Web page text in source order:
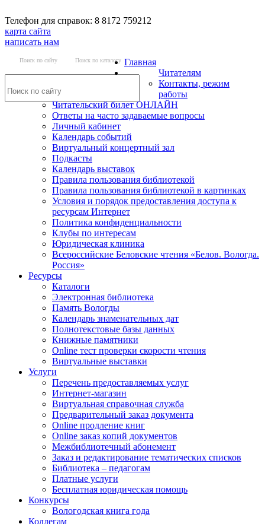
Телефон для справок: 8 8172 759212
карта сайта
написать нам
Поиск по сайту Поиск по каталогу Главная
Читателям
Контакты, режим
работы
Читательский билет ОНЛАЙН
Ответы на часто задаваемые вопросы
Личный кабинет
Календарь событий
Виртуальный концертный зал
Подкасты
Календарь выставок
Правила пользования библиотекой
Правила пользования библиотекой в картинках
Условия и порядок предоставления доступа к
ресурсам Интернет
Политика конфиденциальности
Клубы по интересам
Юридическая клиника
Всероссийские Беловские чтения «Белов. Вологда.
Россия»
Ресурсы
Каталоги
Электронная библиотека
Память Вологды
Календарь знаменательных дат
Полнотекстовые базы данных
Книжные памятники
Online тест проверки скорости чтения
Виртуальные выставки
Услуги
Перечень предоставляемых услуг
Интернет-магазин
Виртуальная справочная служба
Предварительный заказ документа
Online продление книг
Online заказ копий документов
Межбиблиотечный абонемент
Заказ и редактирование тематических списков
Библиотека – педагогам
Платные услуги
Бесплатная юридическая помощь
Конкурсы
Вологодская книга года
Коллегам